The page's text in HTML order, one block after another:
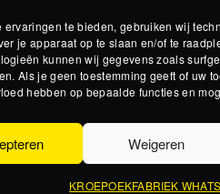
ervaringen te bieden, gebruiken wij
je apparaat op te slaan en/of te
kunnen wij gegevens zoals
Als je geen toestemming geeft of uw
hebben op bepaalde functies en
Weigeren
KROEPOEKFABRIEK